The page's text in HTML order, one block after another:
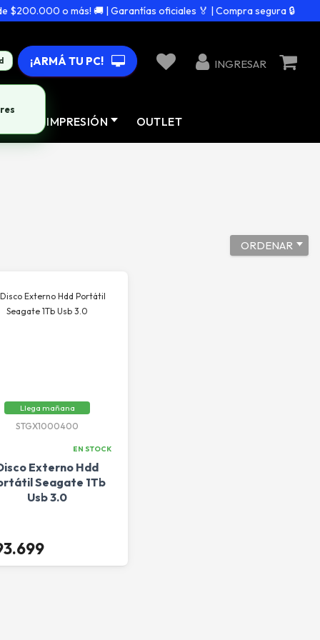
o más! 🚚 | Garantías oficiales 🏅 | Compra segura 🔒
¡ARMÁ TU PC! INGRESAR
IMPRESIÓN OUTLET
ORDENAR
Llega mañana
STGX1000400
EN STOCK
Externo Hdd
Seagate 1Tb
Usb 3.0